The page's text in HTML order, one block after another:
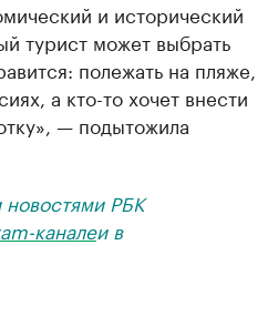
и исторический
турист может выбрать
полежать на пляже,
а кто-то хочет внести
— подытожила
РБК
каналеи в